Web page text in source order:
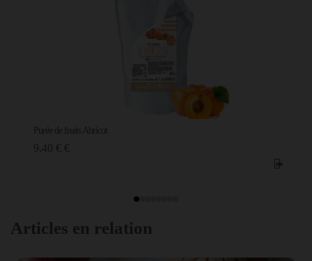
Purée de fruits Abricot
9,40 € €
Articles en relation